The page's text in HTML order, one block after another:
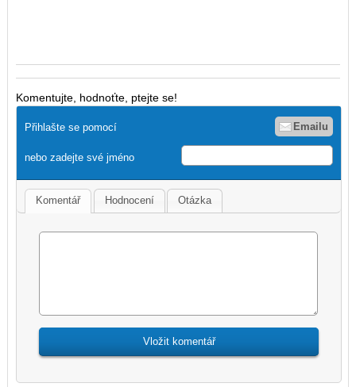
Komentujte, hodnoťte, ptejte se!
Přihlašte se pomocí Emailu
nebo zadejte své jméno
Komentář Hodnocení Otázka